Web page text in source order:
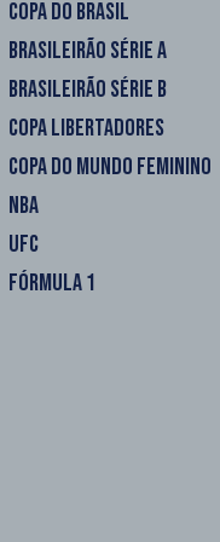
COPA DO BRASIL
BRASILEIRÃO SÉRIE A
BRASILEIRÃO SÉRIE B
COPA LIBERTADORES
COPA DO MUNDO FEMININO
NBA
UFC
FÓRMULA 1